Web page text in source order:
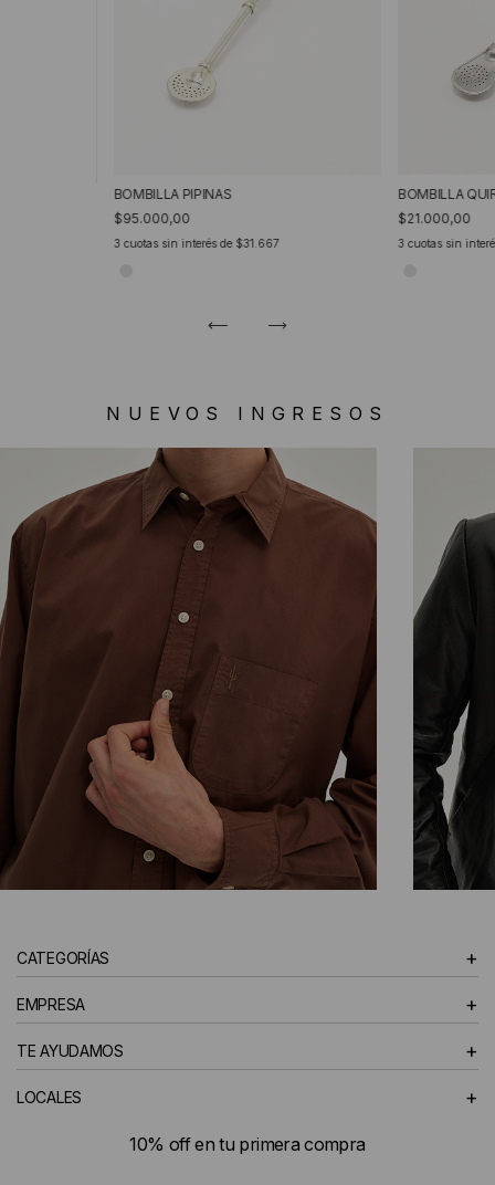
BOMBILLA PIPINAS
$95.000,00
3 cuotas sin interés de $31.667
BOMBILLA
$21.000,00
3cuotas sin
NUEVOS INGRESOS
HOMBRE
CATEGORÍAS +
EMPRESA +
TE AYUDAMOS +
LOCALES +
10% off en tu primera compra